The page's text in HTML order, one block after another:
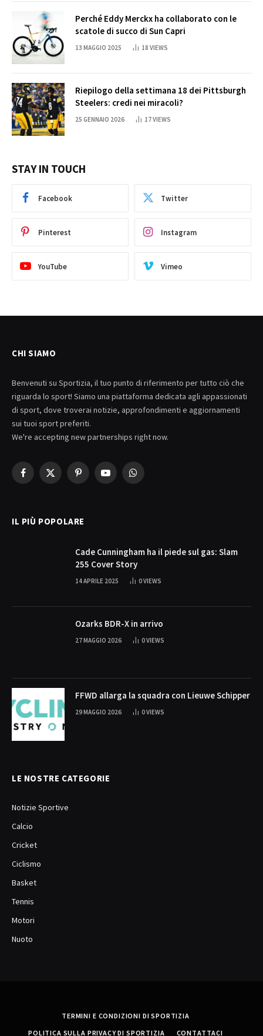
Perché Eddy Merckx ha collaborato con le
scatole di succo di Sun Capri
13 MAGGIO 2025 18 VIEWS
Riepilogo della settimana 18 dei Pittsburgh
Steelers: credi nei miracoli?
25 GENNAIO 2026 17VIEWS
STAY IN TOUCH
Facebook Twitter
Pinterest Instagram
YouTube Vimeo
CHI SIAMO
Benvenuti su Sportizia, il tuo punto di riferimento per tutto ciò che
riguarda lo sport! Siamo una piattaforma dedicata agli appassionati
di sport, dove troverai notizie, approfondimenti e aggiornamenti
sui tuoi sport preferiti.
We're accepting new partnerships right now.
Facebook
X
PinterestYouTubeWhatsApp
IL PIÙ POPOLARE
Cade Cunningham ha il piede sul gas: Slam
255 Cover Story
14 APRILE 2025 0VIEWS
Ozarks BDR-X in arrivo
27 MAGGIO 2026 0VIEWS
FFWD allarga la squadra con Lieuwe Schipper
29 MAGGIO 2026 0VIEWS
LE NOSTRE CATEGORIE
Notizie Sportive
Calcio
Cricket
Ciclismo
Basket
Tennis
Motori
Nuoto
TERMINI E CONDIZIONI DI SPORTIZIA
POLITICA SULLA PRIVACY DI SPORTIZIA
CONTATTACI